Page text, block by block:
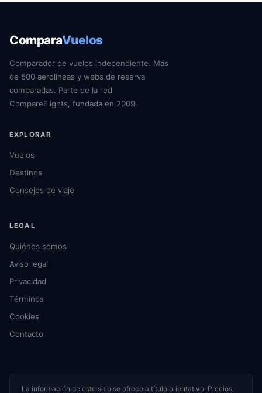
ComparaVuelos
Comparador de vuelos independiente. Más
de 500 aerolíneas y webs de reserva
comparadas. Parte de la red
CompareFlights, fundada en 2009.
EXPLORAR
Vuelos
Destinos
Consejos de viaje
LEGAL
Quiénes somos
Aviso legal
Privacidad
Términos
Cookies
Contacto
La información de este sitio se ofrece a título orientativo. Precios,